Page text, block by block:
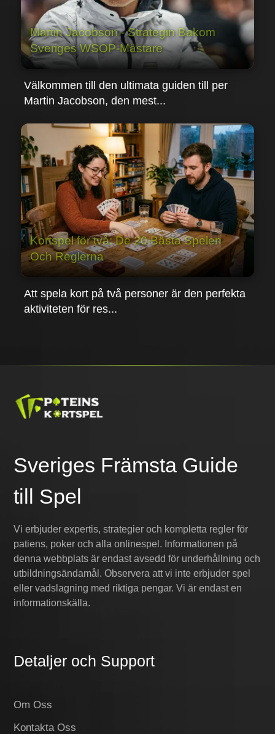
Martin Jacobson - Strategin Bakom
Sveriges WSOP-Mästare
Välkommen till den ultimata guiden till per
Martin Jacobson, den mest...
Kortspel för två: De 20 Bästa Spelen
Och Reglerna
Att spela kort på två personer är den perfekta
aktiviteten för res...
Sveriges Främsta Guide
till Spel
Vi erbjuder expertis, strategier och kompletta regler för
patiens, poker och alla onlinespel. Informationen på
denna webbplats är endast avsedd för underhållning och
utbildningsändamål. Observera att vi inte erbjuder spel
eller vadslagning med riktiga pengar. Vi är endast en
informationskälla.
Detaljer och Support
Om Oss
Kontakta Oss